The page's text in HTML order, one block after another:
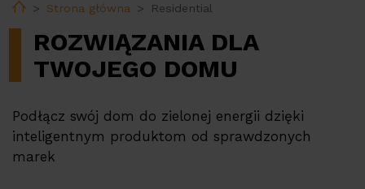
HomeStrona główna Residential
ROZWIĄZANIA DLA
TWOJEGO DOMU
Podłącz swój dom do zielonej energii dzięki
inteligentnym produktom od sprawdzonych
marek
Produkty
Usługi
EMS
Wsparcie techniczne
Baza produktów